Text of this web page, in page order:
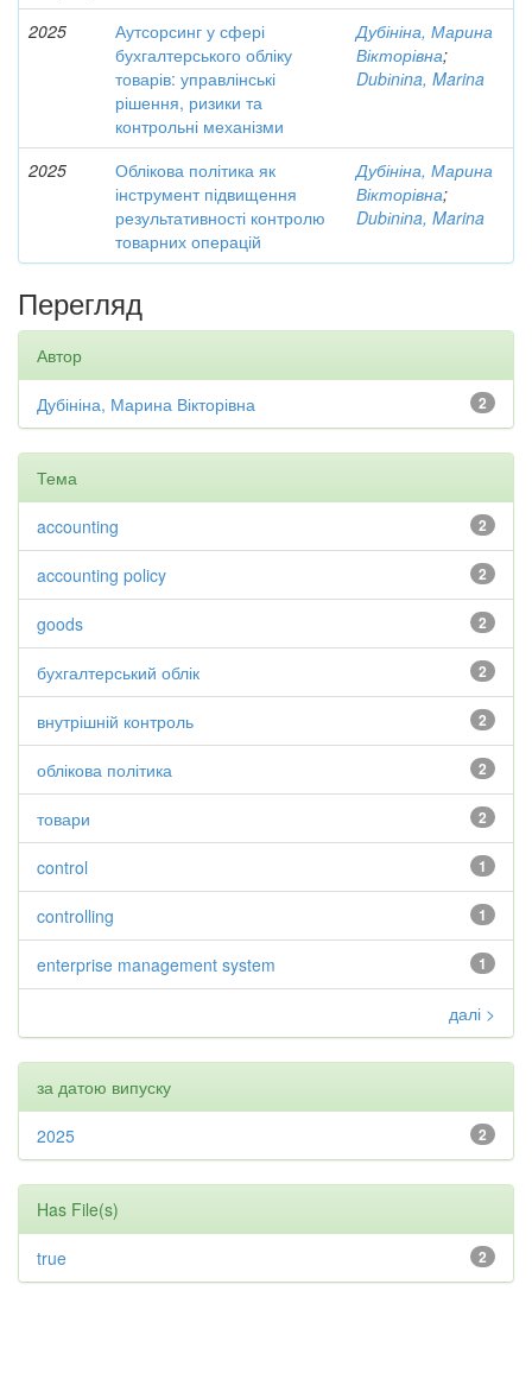
2025
Аутсорсинг у сфері
бухгалтерського обліку
товарів: управлінські
рішення, ризики та
контрольні механізми
Дубініна, Марина
Вікторівна;
Dubіnіna, Marina
2025
Облікова політика як
інструмент підвищення
результативності контролю
товарних операцій
Дубініна, Марина
Вікторівна;
Dubіnіna, Marina
Перегляд
Автор
2
Дубініна, Марина Вікторівна
Тема
2
accounting
2
accounting policy
2
goods
2
бухгалтерський облік
2
внутрішній контроль
2
облікова політика
2
товари
1
control
1
controlling
1
enterprise management system
далі >
за датою випуску
2
2025
Has File(s)
2
true